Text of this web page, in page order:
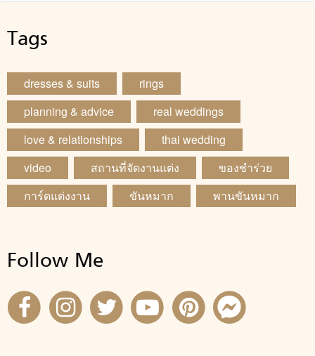
Tags
dresses & suits
rings
planning & advice
real weddings
love & relationships
thai wedding
video
สถานที่จัดงานแต่ง
ของชำร่วย
การ์ดแต่งงาน
ขันหมาก พานขันหมาก
Follow Me